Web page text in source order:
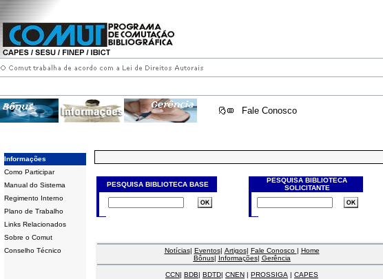
Fale Conosco
Informações
Como Participar
Manual do Sistema
Regimento Interno
Plano de Trabalho
Links Relacionados
Sobre o Comut
Conselho Técnico
PESQUISA BIBLIOTECA BASE
PESQUISA BIBLIOTECA
SOLICITANTE
Notícias| Eventos| Artigos| Fale Conosco | Home
Bônus| Informações| Gerência
CCN| BDB| BDTD| CNEN | PROSSIGA | CAPES